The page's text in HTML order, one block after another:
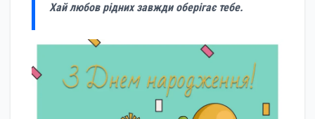
Хай любов рідних завжди оберігає тебе.